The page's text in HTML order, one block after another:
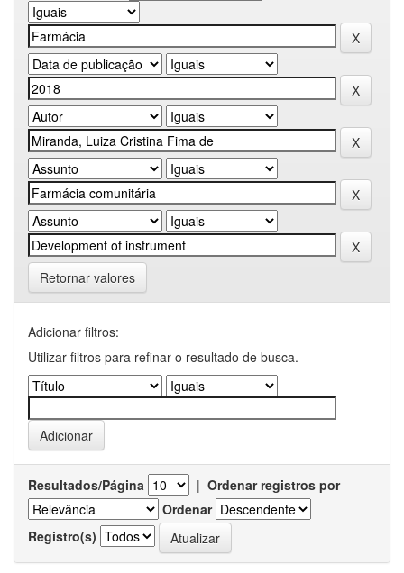
Retornar valores
Adicionar filtros:
Utilizar filtros para refinar o resultado de busca.
Resultados/Página | Ordenar registros por
Ordenar
Registro(s)